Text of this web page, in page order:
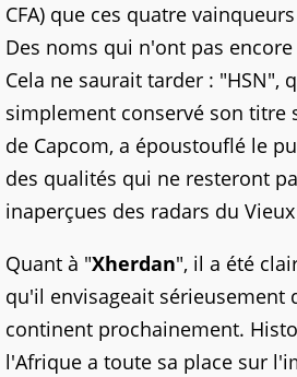
CFA) que ces quatre
Des noms qui n'ont pas
Cela ne saurait tarder : "HSN",
simplement conservé son titre
de Capcom, a époustouflé le
des qualités qui ne resteront
inaperçues des radars du
Quant à "Xherdan", il a été
qu'il envisageait sérieusement
continent prochainement.
l'Afrique a toute sa place sur